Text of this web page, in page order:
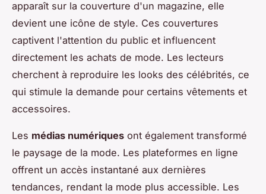
apparaît sur la couverture d'un magazine, elle
devient une icône de style. Ces couvertures
captivent l'attention du public et influencent
directement les achats de mode. Les lecteurs
cherchent à reproduire les looks des célébrités, ce
qui stimule la demande pour certains vêtements et
accessoires.
Les médias numériques ont également transformé
le paysage de la mode. Les plateformes en ligne
offrent un accès instantané aux dernières
tendances, rendant la mode plus accessible. Les